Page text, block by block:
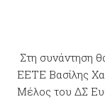
Στη συνάντηση
ΕΕΤΕ Βασίλης
Μέλος του ΔΣ